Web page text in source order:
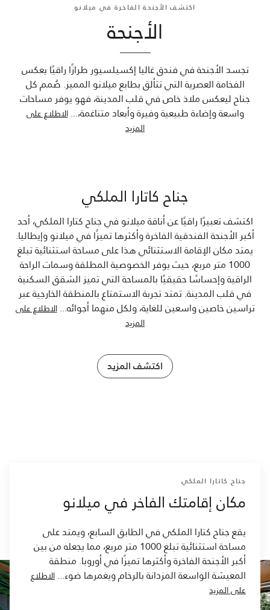
اكتشف الأجنحة الفاخرة في ميلانو
الأجنحة
تجسد الأجنحة في فندق غاليا إكسيلسيور طرازًا راقيًا يعكس
الفخامة العصرية التي تتألق بطابع ميلانو المميز. صُمم كل
جناح ليعكس ملاذ خاص في قلب المدينة، فهو يوفر مساحات
واسعة وإضاءة طبيعية وفيرة وأبعاد متناغمة،... الاطلاع على
المزيد
جناح كاتارا الملكي
اكتشف تعبيرًا راقيًا عن أناقة ميلانو في جناح كتارا الملكي، أحد
أكبر الأجنحة الفندقية الفاخرة وأكثرها تميزًا في ميلانو وإيطاليا.
يمتد مكان الإقامة الاستثنائي هذا على مساحة استثنائية تبلغ
1000 متر مربع، حيث يوفر الخصوصية المطلقة وسمات الراحة
الراقية وإحساسًا حقيقيًا بالمساحة التي تميز الشقق السكنية
في قلب المدينة. تمتد تجربة الاستمتاع بالمنطقة الخارجية عبر
تراسين خاصين واسعين للغاية، ولكل منهما أجوائه... الاطلاع على
المزيد
اكتشف المزيد
جناح كاتارا الملكي
مكان إقامتك الفاخر في ميلانو
يقع جناح كتارا الملكي في الطابق السابع، ويمتد على
مساحة استثنائية تبلغ 1000 متر مربع، مما يجعله من بين
أكبر الأجنحة الفاخرة وأكثرها تميزًا في أوروبا. منطقة
المعيشة الواسعة المزدانة بالرخام ويغمرها ضوء...الاطلاع
على المزيد